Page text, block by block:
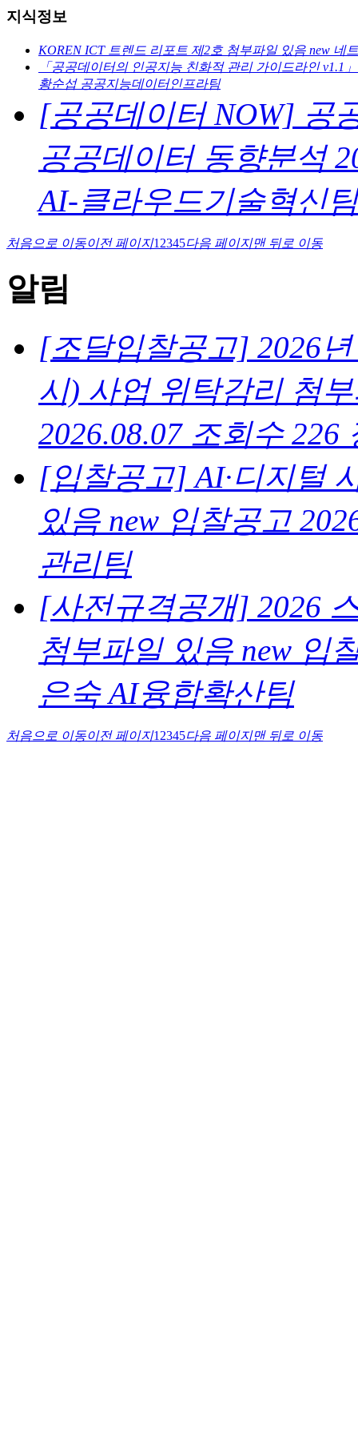
지식정보
KOREN ICT 트렌드 리포트 제2호 첨부파일 있음 new 네
「공공데이터의 인공지능 친화적 관리 가이드라인 v1.1
황순섭 공공지능데이터인프라팀
[공공데이터 NOW] 공
공공데이터 동향분석
AI-클라우드기술혁신팀
처음으로 이동이전 페이지1 2345다음 페이지맨 뒤로 이동
알림
[조달입찰공고] 2026
시) 사업 위탁감리 첨
2026.08.07 조회수 226
[입찰공고] AI·디지털
있음 new 입찰공고
관리팀
[사전규격공개] 2026
첨부파일 있음 new 입
은숙 AI융합확산팀
처음으로 이동이전 페이지1 2345다음 페이지맨 뒤로 이동